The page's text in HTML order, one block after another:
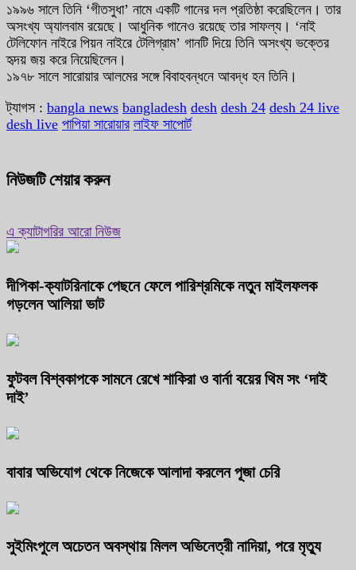
১৯৯৬ সালে তিনি ‘গীতসুধা’ নামে একটি গানের দল প্রতিষ্ঠা করেছিলেন। তার
অসংখ্য অ্যালবাম রয়েছে। আধুনিক গানেও রয়েছে তার সাফল্য। ‘নাই
টেলিফোন নাইরে পিয়ন নাইরে টেলিগ্রাম’ গানটি দিয়ে তিনি অসংখ্য ভক্তের
হৃদয় জয় করে নিয়েছিলেন।
১৯৭৮ সালে সারোয়ার আলমের সঙ্গে বিবাহবন্ধনে আবদ্ধ হন তিনি।
ট্যাগস : bangla news bangladesh desh desh 24 desh 24 live
desh live পাপিয়া সারোয়ার লাইফ সাপোর্ট
নিউজটি শেয়ার করুন
এ ক্যাটাগরির আরো নিউজ
দীপিকা-ক্যাটরিনাকে পেছনে ফেলে পারিশ্রমিকে নতুন মাইলফলক
গড়লেন আলিয়া ভাট
ফুটবল বিশ্বকাপকে সামনে রেখে শাকিরা ও বার্না বয়ের থিম সং ‘দাই
দাই’
বাবার অভিযোগ থেকে নিজেকে আলাদা করলেন পূজা চেরি
সুইমিংপুলে অচেতন অবস্থায় মিলল অভিনেত্রী নাদিয়া, পরে মৃত্যু